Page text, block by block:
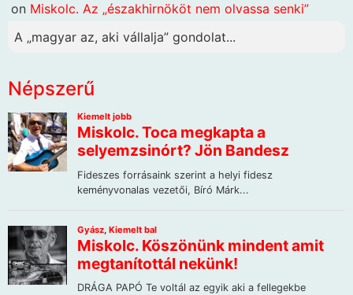
on Miskolc. Az „északhirnököt nem olvassa senki”
A „magyar az, aki vállalja” gondolat...
Népszerű